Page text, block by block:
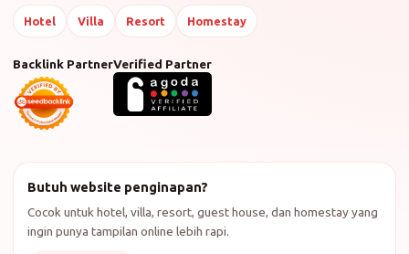
Hotel Villa Resort Homestay
Backlink PartnerVerified Partner
Butuh website penginapan?
Cocok untuk hotel, villa, resort, guest house, dan homestay yang
ingin punya tampilan online lebih rapi.